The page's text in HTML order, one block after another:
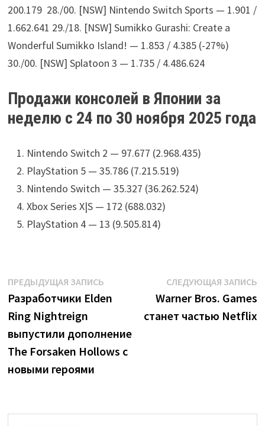
200.179 28./00. [NSW] Nintendo Switch Sports — 1.901 /
1.662.641 29./18. [NSW] Sumikko Gurashi: Create a
Wonderful Sumikko Island! — 1.853 / 4.385 (-27%)
30./00. [NSW] Splatoon 3 — 1.735 / 4.486.624
Продажи консолей в Японии за
неделю с 24 по 30 ноября 2025 года
Nintendo Switch 2 — 97.677 (2.968.435)
PlayStation 5 — 35.786 (7.215.519)
Nintendo Switch — 35.327 (36.262.524)
Xbox Series X|S — 172 (688.032)
PlayStation 4 — 13 (9.505.814)
Навигация
по
записям
ПРЕДЫДУЩАЯ ЗАПИСЬПредыдущая
запись:
Разработчики Elden
Ring Nightreign
выпустили дополнение
The Forsaken Hollows с
новыми героями
СЛЕДУЮЩАЯ ЗАПИСЬ
Warner Bros. Games
станет частью Netflix